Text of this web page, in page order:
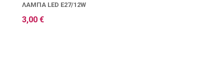
ΛΆΜΠΑ LED E27/12W
3,00 €